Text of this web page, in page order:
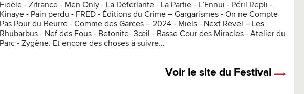
Fidèle - Zitrance - Men Only - La Déferlante - La Partie - L’Ennui - Péril Repli -
Kinaye - Pain perdu - FRED - Éditions du Crime – Gargarismes - On ne Compte
Pas Pour du Beurre - Comme des Garces – 2024 - Miels - Next Revel – Les
Rhubarbus - Nef des Fous - Betonite- 3œil - Basse Cour des Miracles - Atelier du
Parc - Zygène. Et encore des choses à suivre…
Voir le site du Festival